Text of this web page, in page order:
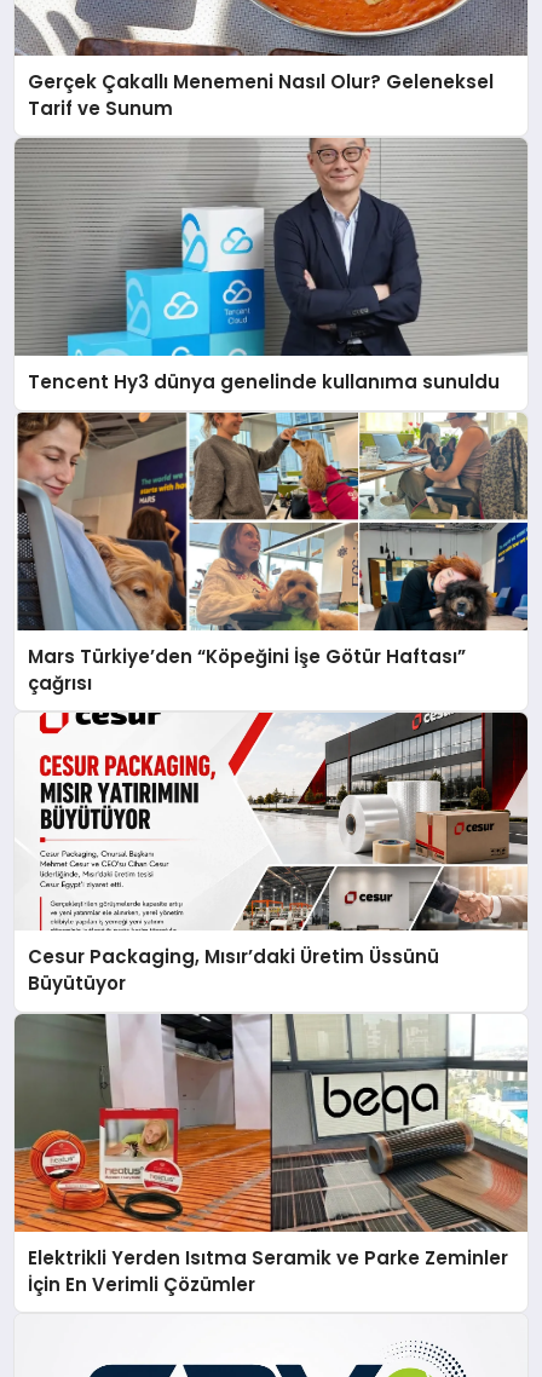
Gerçek Çakallı Menemeni Nasıl Olur? Geleneksel
Tarif ve Sunum
Tencent Hy3 dünya genelinde kullanıma sunuldu
Mars Türkiye’den “Köpeğini İşe Götür Haftası”
çağrısı
Cesur Packaging, Mısır’daki Üretim Üssünü
Büyütüyor
Elektrikli Yerden Isıtma Seramik ve Parke Zeminler
İçin En Verimli Çözümler